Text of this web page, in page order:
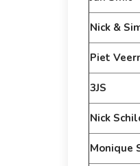
Nick &
Piet
3JS
Nick
Monique